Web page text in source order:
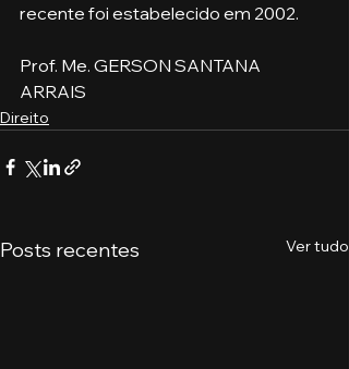
recente foi estabelecido em 2002.
Prof. Me. GERSON SANTANA
ARRAIS
Direito
Posts recentes Ver tudo